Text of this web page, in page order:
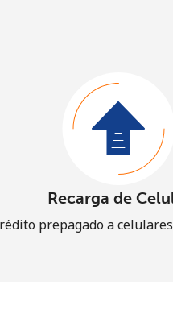
Recarga de
prepagado a